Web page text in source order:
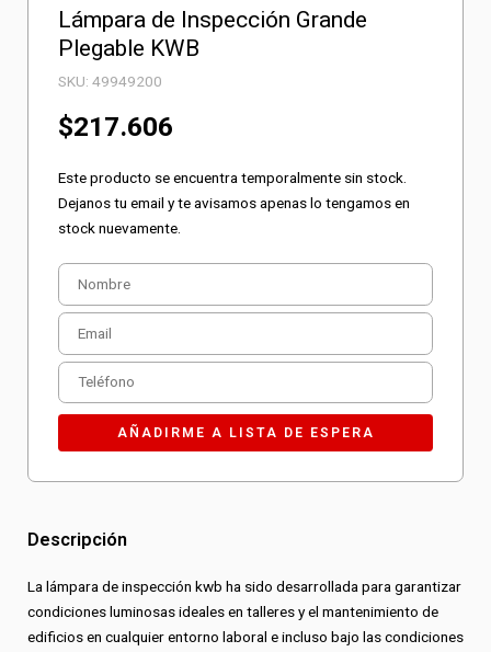
Lámpara de Inspección Grande
Plegable KWB
SKU:49949200
$217.606
Este producto se encuentra temporalmente sin stock.
Dejanos tu email y te avisamos apenas lo tengamos en
stock nuevamente.
Descripción
La lámpara de inspección kwb ha sido desarrollada para garantizar
condiciones luminosas ideales en talleres y el mantenimiento de
edificios en cualquier entorno laboral e incluso bajo las condiciones